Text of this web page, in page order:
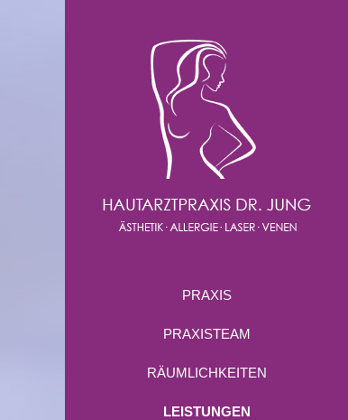
PRAXIS
PRAXISTEAM
RÄUMLICHKEITEN
LEISTUNGEN